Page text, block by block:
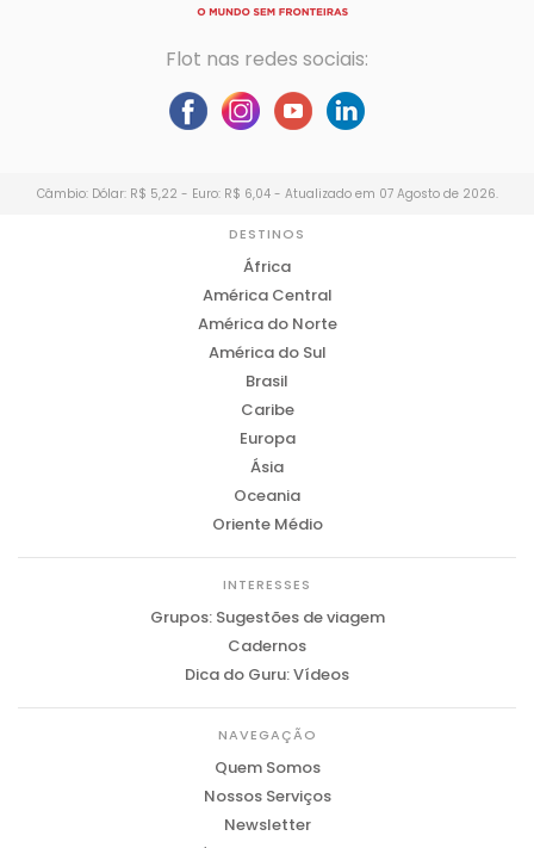
Flot nas redes sociais:
Câmbio: Dólar: R$ 5,22 - Euro: R$ 6,04 - Atualizado em 07 Agosto de 2026.
DESTINOS
África
América Central
América do Norte
América do Sul
Brasil
Caribe
Europa
Ásia
Oceania
Oriente Médio
INTERESSES
Grupos: Sugestões de viagem
Cadernos
Dica do Guru: Vídeos
NAVEGAÇÃO
Quem Somos
Nossos Serviços
Newsletter